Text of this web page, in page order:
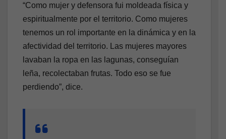
“Como mujer y defensora fui moldeada física y
espiritualmente por el territorio. Como mujeres
tenemos un rol importante en la dinámica y en la
afectividad del territorio. Las mujeres mayores
lavaban la ropa en las lagunas, conseguían
leña, recolectaban frutas. Todo eso se fue
perdiendo”, dice.